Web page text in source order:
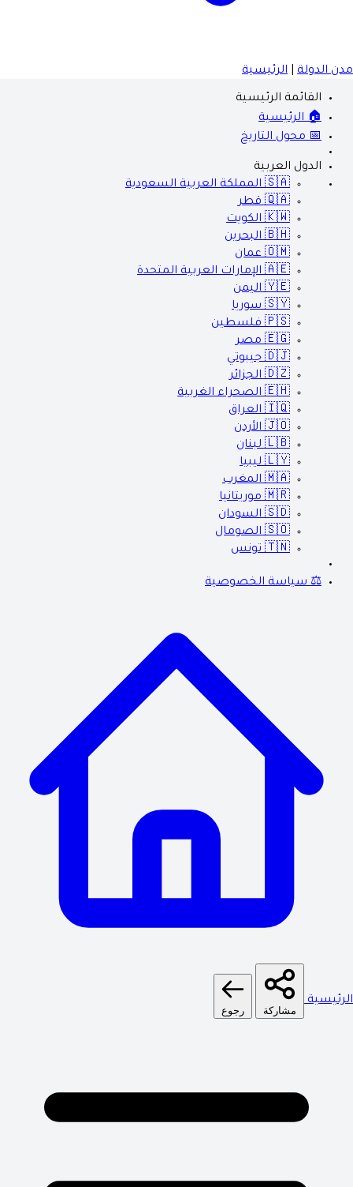
مدن الدولة الرئيسية
القائمة الرئيسية
🏠 الرئيسية
📅 محول التاريخ
الدول العربية
🇸🇦 المملكة العربية السعودية
🇶🇦 قطر
🇰🇼 الكويت
🇧🇭 البحرين
🇴🇲 عمان
🇦🇪 الإمارات العربية المتحدة
🇾🇪 اليمن
🇸🇾 سوريا
🇵🇸 فلسطين
🇪🇬 مصر
🇩🇯 جيبوتي
🇩🇿 الجزائر
🇪🇭 الصحراء الغربية
🇮🇶 العراق
🇯🇴 الأردن
🇱🇧 لبنان
🇱🇾 ليبيا
🇲🇦 المغرب
🇲🇷 موريتانيا
🇸🇩 السودان
🇸🇴 الصومال
🇹🇳 تونس
⚖️ سياسة الخصوصية
الرئيسية
مشاركة رجوع